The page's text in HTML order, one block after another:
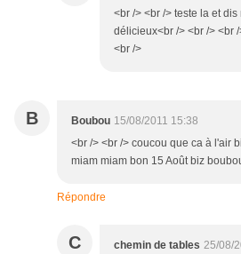
<br /> <br /> teste la et
délicieux<br /> <br /> <br
<br />
B Boubou 15/08/2011 15:38
<br /> <br /> coucou que ca à l'air
miam miam bon 15 Août biz
Répondre
C chemin de tables 25/08/